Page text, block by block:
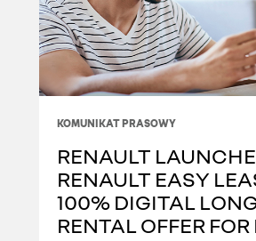
KOMUNIKAT PRASOWY
RENAULT
RENAULT EASY
100% DIGITAL
RENTAL OFFER